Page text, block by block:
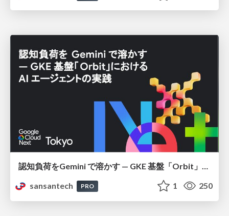
認知負荷をGemini で溶かす — GKE 基盤「Orbit」における AI エージェントの実践
sansantech
PRO 1 250